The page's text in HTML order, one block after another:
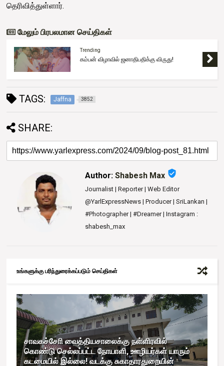
தெரிவித்துள்ளார்.
மேலும் பிரபலமான செய்திகள்
Trending
கம்பன் விழாவில் ஜனாதிபதிக்கு விருது!
TAGS: Jaffna 3852
SHARE:
Author:Shabesh Max verified_user
Journalist | Reporter | Web Editor
@YarlExpressNews | Producer | SriLankan |
#Photographer | #Dreamer | Instagram :
shabesh_max
உங்களுக்கு பரிந்துரைக்கப்படும் செய்திகள்
சாவகச்சோி வைத்தியசாலைக்கு நள்ளிரவில்
கொண்டு செல்லப்பட்ட நோயாளி, ஊழியர்கள் யாரும்
கடமையில் இல்லை! வடக்கு சுகாதாரதுறையின்